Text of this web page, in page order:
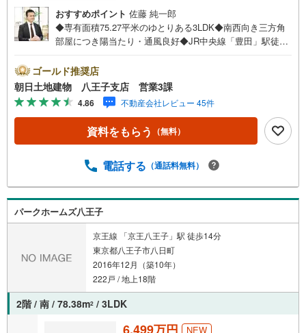
おすすめポイント 佐藤 純一郎
◆専有面積75.27平米のゆとりある3LDK◆南西向き三方角
部屋につき陽当たり・通風良好◆JR中央線「豊田」駅徒歩
コラボの高品質リノベーション仕様◆ペット飼育可（犬猫
可・細則あり）※バザール会場には、ベビーベッドや キッ
ズスペースをご用意しております。 小さなお子様連れで
も、安心してご来場ください！資料請求、住宅ローンのご
相談などお気軽にお問合せください！スタッフ25名でお客
様がご覧になったことのない情報を多数ご用意しておりま
数ございます！ご案内時に他物件もご紹介可能です。 担当
え・最寄り駅等でお待ち合わせ、弊社へのご来社など、ご
相談ください。ご希望があれば周辺環境、お客様の希望に
合わせた物件などもご案内をいたします。お住まい探しは
朝日土地建物（株）八王子店 営業3課にお任せください！
ゴールド推奨店
朝日土地建物 八王子支店 営業3課
4.86 不動産会社レビュー 45件
資料をもらう （無料）
電話する （通話料無料）
パークホームズ八王子
京王線 「京王八王子」駅 徒歩14分
東京都八王子市八日町
2016年12月（築10年）
222戸 / 地上18階
2階 / 南 / 78.38m2 / 3LDK
NEW